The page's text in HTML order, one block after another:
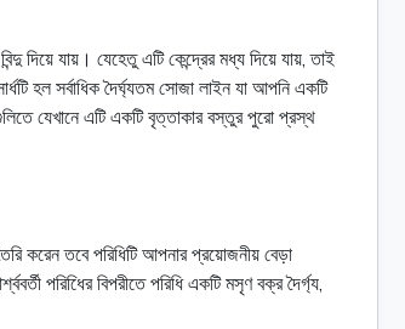
দিয়ে যায়। যেহেতু এটি কেন্দ্রের মধ্য দিয়ে যায়, তাই
হল সর্বাধিক দৈর্ঘ্যতম সোজা লাইন যা আপনি একটি
যেখানে এটি একটি বৃত্তাকার বস্তুর পুরো প্রস্থ
করেন তবে পরিধিটি আপনার প্রয়োজনীয় বেড়া
পরিধিের বিপরীতে পরিধি একটি মসৃণ বক্র দৈর্গ্য,